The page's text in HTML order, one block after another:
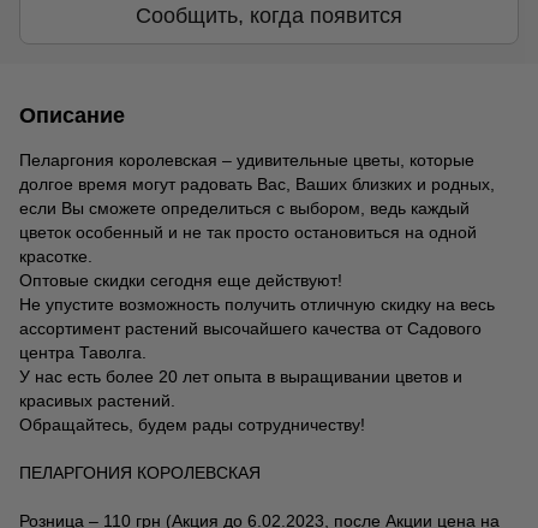
Сообщить, когда появится
Описание
Пеларгония королевская – удивительные цветы, которые
долгое время могут радовать Вас, Ваших близких и родных,
если Вы сможете определиться с выбором, ведь каждый
цветок особенный и не так просто остановиться на одной
красотке.
Оптовые скидки сегодня еще действуют!
Не упустите возможность получить отличную скидку на весь
ассортимент растений высочайшего качества от Садового
центра Таволга.
У нас есть более 20 лет опыта в выращивании цветов и
красивых растений.
Обращайтесь, будем рады сотрудничеству!
ПЕЛАРГОНИЯ КОРОЛЕВСКАЯ
Розница – 110 грн (Акция до 6.02.2023, после Акции цена на